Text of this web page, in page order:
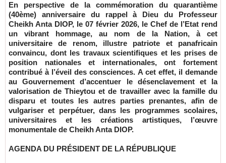
En perspective de la commémoration du quarantième
(40ème) anniversaire du rappel à Dieu du Professeur
Cheikh Anta DIOP, le 07 février 2026, le Chef de l’Etat rend
un vibrant hommage, au nom de la Nation, à cet
universitaire de renom, illustre patriote et panafricain
convaincu, dont les travaux scientifiques et les prises de
position nationales et internationales, ont fortement
contribué à l’éveil des consciences. A cet effet, il demande
au Gouvernement d’accentuer le désenclavement et la
valorisation de Thieytou et de travailler avec la famille du
disparu et toutes les autres parties prenantes, afin de
vulgariser et perpétuer, dans les programmes scolaires,
universitaires et les créations artistiques, l’œuvre
monumentale de Cheikh Anta DIOP.
AGENDA DU PRÉSIDENT DE LA RÉPUBLIQUE